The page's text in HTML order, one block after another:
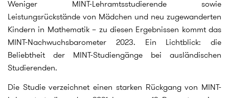
Weniger MINT-Lehramtsstudierende sowie
Leistungsrückstände von Mädchen und neu zugewanderten
Kindern in Mathematik – zu diesen Ergebnissen kommt das
MINT-Nachwuchsbarometer 2023. Ein Lichtblick: die
Beliebtheit der MINT-Studiengänge bei ausländischen
Studierenden.
Die Studie verzeichnet einen starken Rückgang von MINT-